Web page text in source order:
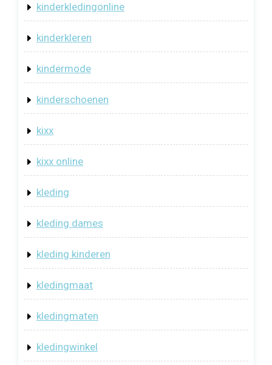
kinderkledingonline
kinderkleren
kindermode
kinderschoenen
kixx
kixx online
kleding
kleding dames
kleding kinderen
kledingmaat
kledingmaten
kledingwinkel